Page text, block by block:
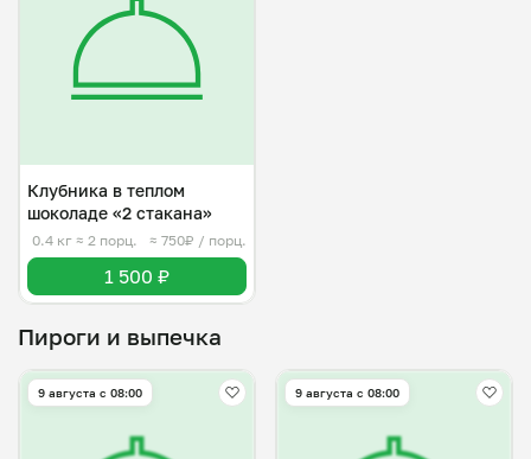
Клубника в теплом
шоколаде «2 стакана»
0.4 кг ≈ 2 порц. ≈ 750₽ / порц.
1 500 ₽
Пироги и выпечка
9 августа с 08:00 9 августа с 08:00